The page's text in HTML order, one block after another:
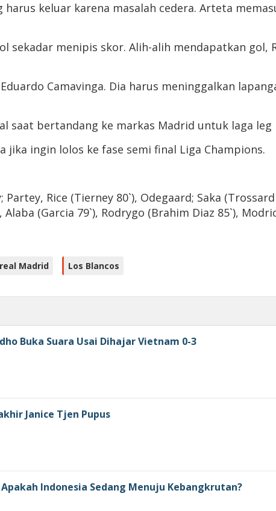
harus keluar karena masalah cedera. Arteta
menipis skor. Alih-alih mendapatkan gol,
Camavinga. Dia harus meninggalkan
saat bertandang ke markas Madrid untuk laga leg
ingin lolos ke fase semi final Liga Champions.
Rice (Tierney 80`), Odegaard; Saka
(Garcia 79`), Rodrygo (Brahim Diaz 85`),
real Madrid Los Blancos
Buka Suara Usai Dihajar Vietnam 0-3
Janice Tjen Pupus
Indonesia Sedang Menuju Kebangkrutan?